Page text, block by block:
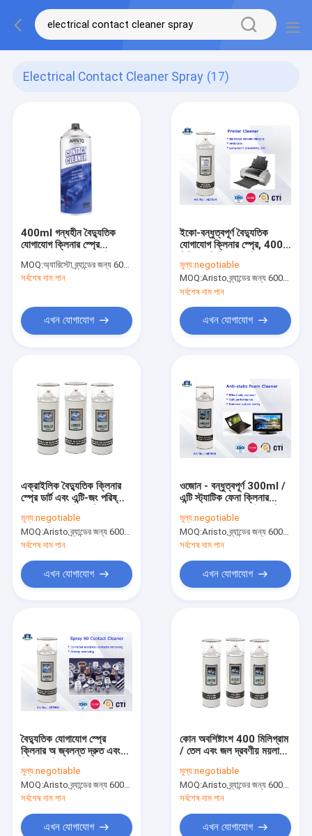
Electrical Contact Cleaner Spray (17)
400ml গন্ধহীন বৈদ্যুতিক
যোগাযোগ ক্লিনার স্প্রে
MOQ:অ্যারিস্টো ব্র্যান্ডের জন্য 6000 পিসি, গ্রাহক ব্র্যান্ডের জন্য 15000 পিসি
সর্বশেষ দাম পান
এখন যোগাযোগ
ইকো-বন্ধুত্বপূর্ণ বৈদ্যুতিক
যোগাযোগ ক্লিনার স্প্রে, 400
স্প্রে
মূল্য:negotiable
MOQ:Aristo ব্র্যান্ডের জন্য 6000pcs, গ্রাহকের ব্র্যান্ডের জন্য 15000pcs
সর্বশেষ দাম পান
এখন যোগাযোগ
এক্রাইলিক বৈদ্যুতিক ক্লিনার
স্প্রে ডার্ট এবং এন্টি-জং পরিষ্কার
যোগাযোগ ক্লীনার্স
মূল্য:negotiable
MOQ:Aristo ব্র্যান্ডের জন্য 6000pcs, গ্রাহকের ব্র্যান্ডের জন্য 15000pcs
সর্বশেষ দাম পান
এখন যোগাযোগ
ওজোন - বন্ধুত্বপূর্ণ 300ml /
এন্টি স্ট্যাটিক ফেনা ক্লিনার
যোগাযোগ ক্লিনার
মূল্য:negotiable
MOQ:Aristo ব্র্যান্ডের জন্য 6000pcs, গ্রাহকের ব্র্যান্ডের জন্য 15000pcs
সর্বশেষ দাম পান
এখন যোগাযোগ
বৈদ্যুতিক যোগাযোগ স্প্রে
ক্লিনার অ জ্বলন্ত দ্রুত এবং
মূল্য:negotiable
MOQ:Aristo ব্র্যান্ডের জন্য 6000pcs, গ্রাহকের ব্র্যান্ডের জন্য 15000pcs
সর্বশেষ দাম পান
এখন যোগাযোগ
কোন অবশিষ্টাংশ 400 মিলিগ্রাম
/ তেল এবং জল দ্রবণীয় ময়লা
ক্লিনার স্প্রে বাকি
মূল্য:negotiable
MOQ:Aristo ব্র্যান্ডের জন্য 6000pcs, গ্রাহকের ব্র্যান্ডের জন্য 15000pcs
সর্বশেষ দাম পান
এখন যোগাযোগ